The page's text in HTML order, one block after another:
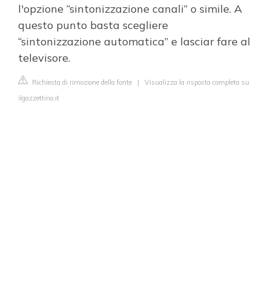
l'opzione “sintonizzazione canali” o simile. A
questo punto basta scegliere
“sintonizzazione automatica” e lasciar fare al
televisore.
Richiesta di rimozione della fonte | Visualizza la risposta completa su
ilgazzettino.it